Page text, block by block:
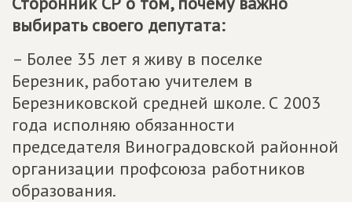
выбирать своего депутата:
– Более 35 лет я живу в поселке
Березник, работаю учителем в
Березниковской средней школе. С 2003
года исполняю обязанности
председателя Виноградовской районной
организации профсоюза работников
образования.